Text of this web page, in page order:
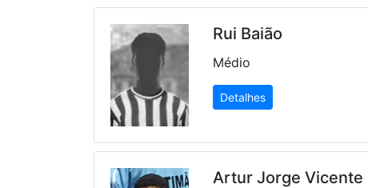
Rui Baião
Médio
Detalhes
Artur Jorge Vicente